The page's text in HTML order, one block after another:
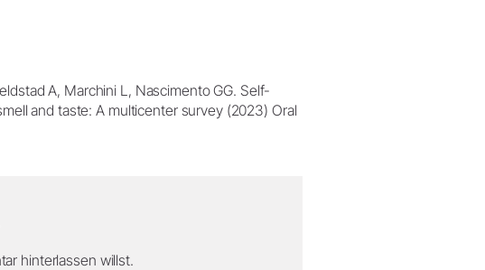
A, Marchini L, Nascimento GG. Self-
and taste: A multicenter survey (2023) Oral
hinterlassen willst.